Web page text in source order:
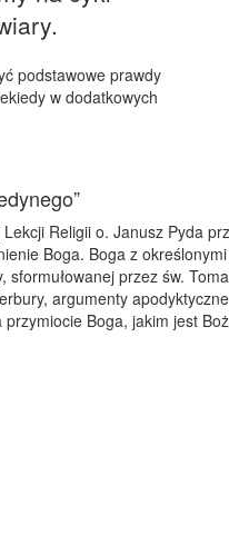
podstawowe prawdy
w dodatkowych
Religii o. Janusz Pyda
Boga. Boga z
sformułowanej przez św.
argumenty
przymiocie Boga, jakim jest